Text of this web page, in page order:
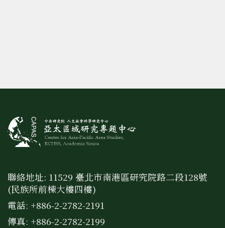
聯絡地址: 11529 臺北市南港區研究院路二段128號
(民族所前棟大樓四樓)
電話: +886-2-2782-2191
傳真: +886-2-2782-2199